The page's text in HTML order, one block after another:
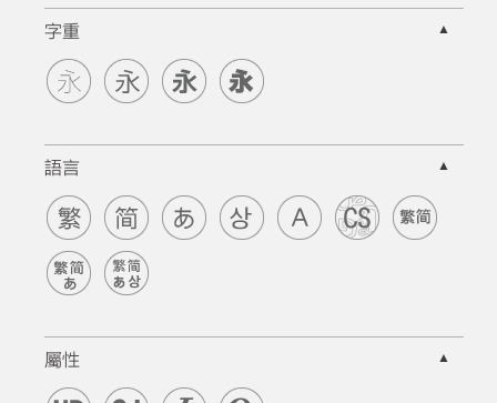
字重 ▲
語言 ▲
屬性 ▲